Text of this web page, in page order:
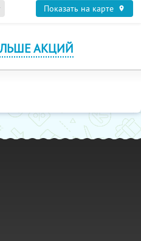
Показать на карте
АКЦИЙ